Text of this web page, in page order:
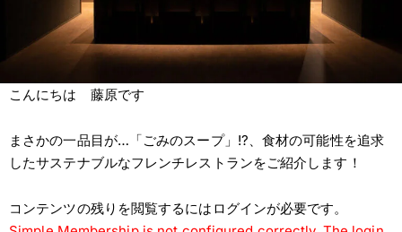
こんにちは 藤原です
まさかの一品目が…「ごみのスープ」!?、食材の可能性を追求
したサステナブルなフレンチレストランをご紹介します！
コンテンツの残りを閲覧するにはログインが必要です。